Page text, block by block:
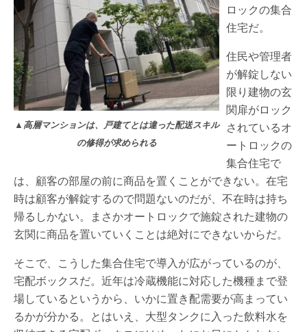
▲高層マンションは、戸建てとは違った配送スキル
の修得が求められる
ロックの集合
住宅だ。
住民や管理者
が解錠しない
限り建物の玄
関扉がロック
されているオ
ートロックの
集合住宅で
は、顧客の部屋の前に商品を置くことができない。在宅
時は顧客が解錠するので問題ないのだが、不在時は持ち
帰るしかない。まさかオートロックで施錠された建物の
玄関に商品を置いていくことは絶対にできないからだ。
そこで、こうした集合住宅で導入が広がっているのが、
宅配ボックスだ。近年は冷蔵機能に対応した機種まで登
場しているというから、いかに置き配需要が高まってい
るかが分かる。とはいえ、大型タンクに入った飲料水を